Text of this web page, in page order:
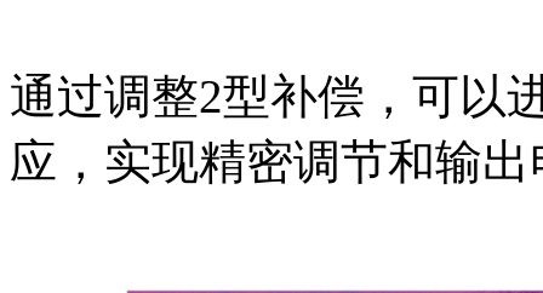
通过调整2型补偿，可以
应，实现精密调节和输